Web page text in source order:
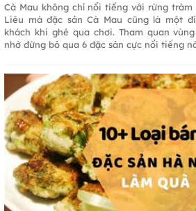
Cà Mau không chỉ nổi tiếng với rừng
Liêu mà đặc sản Cà Mau cũng là một
khách khi ghé qua chơi. Tham quan
nhớ đừng bỏ qua 6 đặc sản cực nổi tiếng